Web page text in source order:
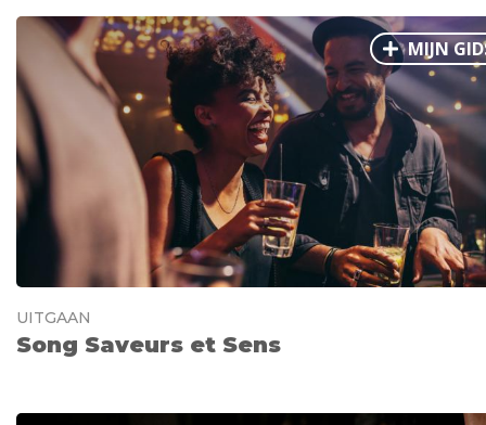
MIJN
UITGAAN
Song Saveurs et Sens